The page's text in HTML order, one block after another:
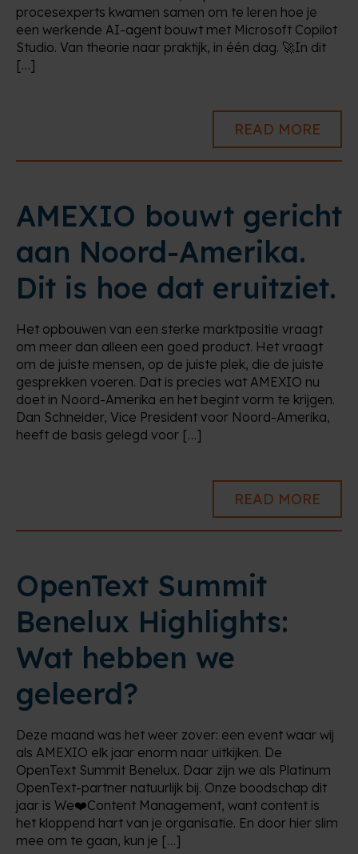
procesexperts kwamen samen om te leren hoe je
een werkende AI-agent bouwt met Microsoft Copilot
Studio. Van theorie naar praktijk, in één dag. 🚀In dit
[…]
READ MORE
AMEXIO bouwt gericht
aan Noord-Amerika.
Dit is hoe dat eruitziet.
Het opbouwen van een sterke marktpositie vraagt
om meer dan alleen een goed product. Het vraagt
om de juiste mensen, op de juiste plek, die de juiste
gesprekken voeren. Dat is precies wat AMEXIO nu
doet in Noord-Amerika en het begint vorm te krijgen.
Dan Schneider, Vice President voor Noord-Amerika,
heeft de basis gelegd voor […]
READ MORE
OpenText Summit
Benelux Highlights:
Wat hebben we
geleerd?
Deze maand was het weer zover: een event waar wij
als AMEXIO elk jaar enorm naar uitkijken. De
OpenText Summit Benelux. Daar zijn we als Platinum
OpenText-partner natuurlijk bij. Onze boodschap dit
jaar is We❤️Content Management, want content is
het kloppend hart van je organisatie. En door hier slim
mee om te gaan, kun je […]